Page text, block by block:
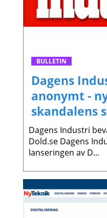
BULLETIN
Dagens
anonymt -
skandalens
Dagens Industri
Dold.se Dagens
lanseringen av D...